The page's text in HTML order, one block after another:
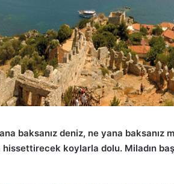
baksanız deniz, ne yana
koylarla dolu. Miladın